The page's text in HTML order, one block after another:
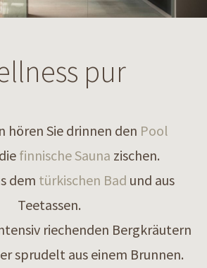
pur
hören Sie drinnen den Pool
finnische Sauna zischen.
dem türkischen Bad und aus
Teetassen.
riechenden Bergkräutern
sprudelt aus einem Brunnen.